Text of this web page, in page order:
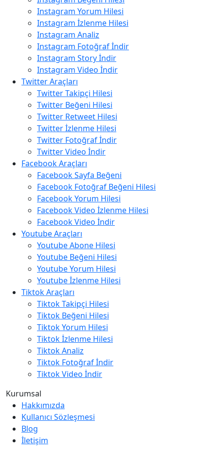
Instagram Yorum Hilesi
Instagram İzlenme Hilesi
Instagram Analiz
Instagram Fotoğraf İndir
Instagram Story İndir
Instagram Video İndir
Twitter Araçları
Twitter Takipçi Hilesi
Twitter Beğeni Hilesi
Twitter Retweet Hilesi
Twitter İzlenme Hilesi
Twitter Fotoğraf İndir
Twitter Video İndir
Facebook Araçları
Facebook Sayfa Beğeni
Facebook Fotoğraf Beğeni Hilesi
Facebook Yorum Hilesi
Facebook Video İzlenme Hilesi
Facebook Video İndir
Youtube Araçları
Youtube Abone Hilesi
Youtube Beğeni Hilesi
Youtube Yorum Hilesi
Youtube İzlenme Hilesi
Tiktok Araçları
Tiktok Takipçi Hilesi
Tiktok Beğeni Hilesi
Tiktok Yorum Hilesi
Tiktok İzlenme Hilesi
Tiktok Analiz
Tiktok Fotoğraf İndir
Tiktok Video İndir
Kurumsal
Hakkımızda
Kullanıcı Sözleşmesi
Blog
İletişim